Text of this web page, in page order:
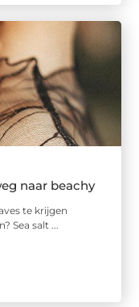
naar beachy
te krijgen
Sea salt ...